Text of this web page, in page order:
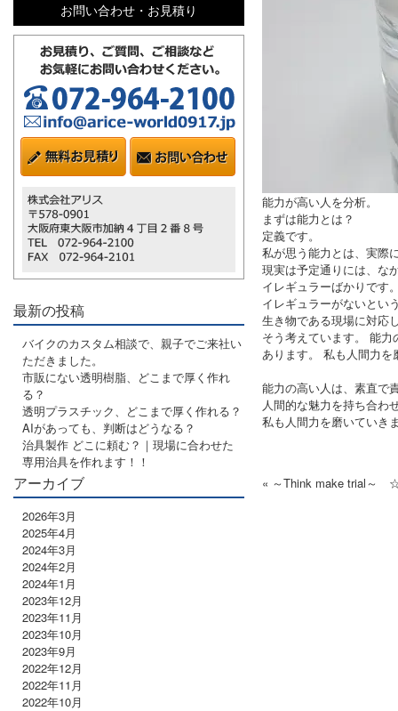
能力が高い人を分析。
まずは能力とは？
定義です。
私が思う能力とは、実際
現実は予定通りには、な
イレギュラーばかりです
イレギュラーがないとい
生き物である現場に対応
そう考えています。 能
あります。 私も人間力を
能力の高い人は、素直で
人間的な魅力を持ち合わ
私も人間力を磨いていき
« ～Think make trial～
お問い合わせ・お見積り
最新の投稿
バイクのカスタム相談で、親子でご来社い
ただきました。
市販にない透明樹脂、どこまで厚く作れ
る？
透明プラスチック、どこまで厚く作れる？
AIがあっても、判断はどうなる？
治具製作 どこに頼む？｜現場に合わせた
専用治具を作れます！！
アーカイブ
2026年3月
2025年4月
2024年3月
2024年2月
2024年1月
2023年12月
2023年11月
2023年10月
2023年9月
2022年12月
2022年11月
2022年10月